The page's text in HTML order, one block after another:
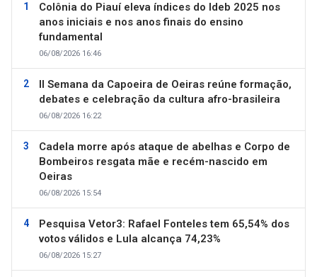
Colônia do Piauí eleva índices do Ideb 2025 nos
anos iniciais e nos anos finais do ensino
fundamental
06/08/2026 16:46
II Semana da Capoeira de Oeiras reúne formação,
debates e celebração da cultura afro-brasileira
06/08/2026 16:22
Cadela morre após ataque de abelhas e Corpo de
Bombeiros resgata mãe e recém-nascido em
Oeiras
06/08/2026 15:54
Pesquisa Vetor3: Rafael Fonteles tem 65,54% dos
votos válidos e Lula alcança 74,23%
06/08/2026 15:27